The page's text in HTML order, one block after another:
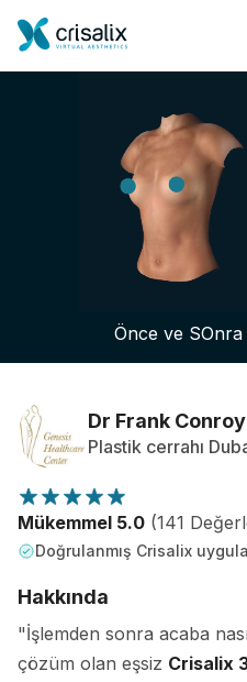
Cerrah ana sayfası
3D İş Platformu
Hasta incelemeleri
Önce ve
Dr Frank Conroy
Plastik cerrahı
Mükemmel 5.0 (141
Doğrulanmış Crisalix
Hakkında
"İşlemden sonra acaba
çözüm olan eşsiz Crisalix